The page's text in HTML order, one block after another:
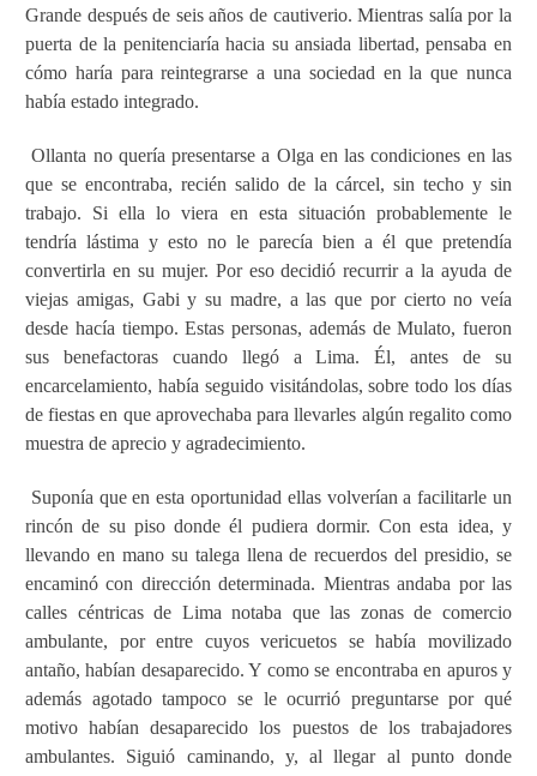
Grande después de seis años de cautiverio. Mientras salía por la
puerta de la penitenciaría hacia su ansiada libertad, pensaba en
cómo haría para reintegrarse a una sociedad en la que nunca
había estado integrado.
Ollanta no quería presentarse a Olga en las condiciones en las
que se encontraba, recién salido de la cárcel, sin techo y sin
trabajo. Si ella lo viera en esta situación probablemente le
tendría lástima y esto no le parecía bien a él que pretendía
convertirla en su mujer. Por eso decidió recurrir a la ayuda de
viejas amigas, Gabi y su madre, a las que por cierto no veía
desde hacía tiempo. Estas personas, además de Mulato, fueron
sus benefactoras cuando llegó a Lima. Él, antes de su
encarcelamiento, había seguido visitándolas, sobre todo los días
de fiestas en que aprovechaba para llevarles algún regalito como
muestra de aprecio y agradecimiento.
Suponía que en esta oportunidad ellas volverían a facilitarle un
rincón de su piso donde él pudiera dormir. Con esta idea, y
llevando en mano su talega llena de recuerdos del presidio, se
encaminó con dirección determinada. Mientras andaba por las
calles céntricas de Lima notaba que las zonas de comercio
ambulante, por entre cuyos vericuetos se había movilizado
antaño, habían desaparecido. Y como se encontraba en apuros y
además agotado tampoco se le ocurrió preguntarse por qué
motivo habían desaparecido los puestos de los trabajadores
ambulantes. Siguió caminando, y, al llegar al punto donde